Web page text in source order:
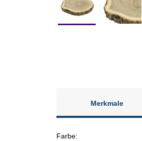
Merkmale
Farbe: